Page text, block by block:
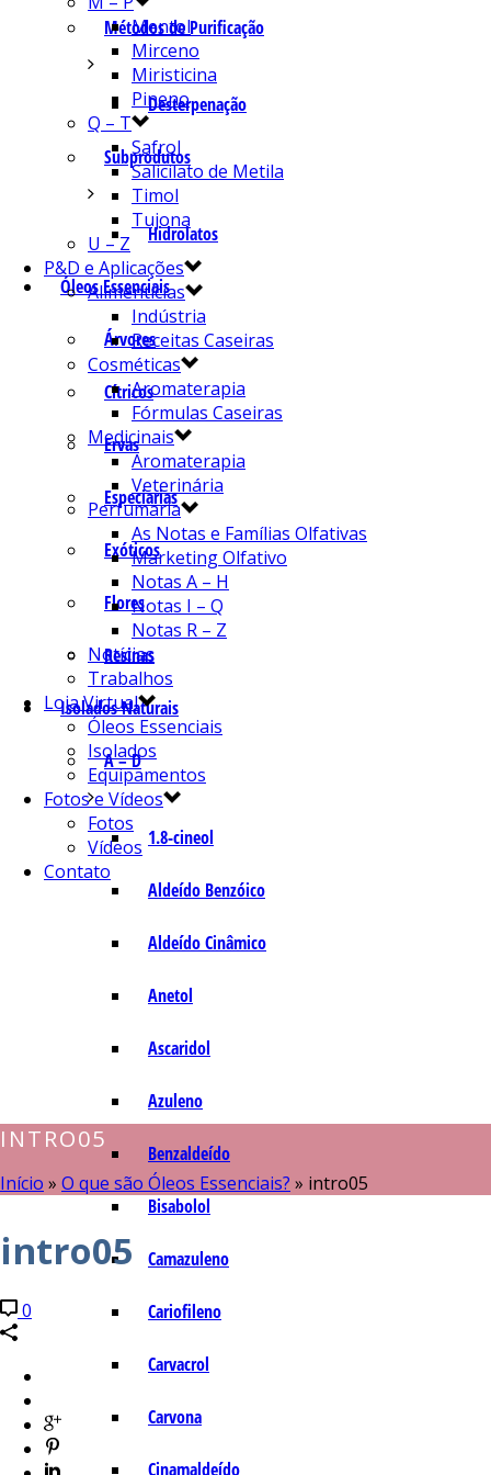
Métodos de Purificação
Desterpenação
Subprodutos
Hidrolatos
Óleos Essenciais
Árvores
Cítricos
Ervas
Especiarias
Exóticos
Flores
Resinas
Isolados Naturais
A – D
1.8-cineol
Aldeído Benzóico
Aldeído Cinâmico
Anetol
Ascaridol
Azuleno
Benzaldeído
Bisabolol
Camazuleno
Cariofileno
Carvacrol
Carvona
Cinamaldeído
Mentol
Mirceno
Miristicina
Pineno
Q – T
Safrol
Salicilato de Metila
Timol
Tujona
U – Z
P&D e Aplicações
Alimentícias
Indústria
Receitas Caseiras
Cosméticas
Aromaterapia
Fórmulas Caseiras
Medicinais
Aromaterapia
Veterinária
Perfumaria
As Notas e Famílias Olfativas
Marketing Olfativo
Notas A – H
Notas I – Q
Notas R – Z
Notícias
Trabalhos
Loja Virtual
Óleos Essenciais
Isolados
Equipamentos
Fotos e Vídeos
Fotos
Vídeos
Contato
INTRO05
Início » O que são Óleos Essenciais? » intro05
intro05
0